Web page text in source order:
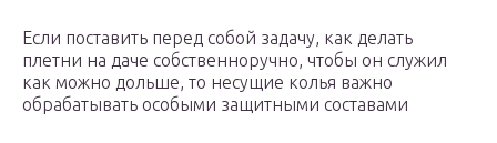
Если поставить перед собой задачу, как делать
плетни на даче собственноручно, чтобы он служил
как можно дольше, то несущие колья важно
обрабатывать особыми защитными составами